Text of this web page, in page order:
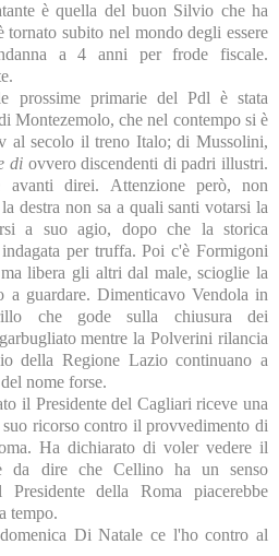
è quella del buon Silvio che ha
tornato subito nel mondo degli essere
a 4 anni per frode fiscale.
prossime primarie del Pdl è stata
Montezemolo, che nel contempo si è
al secolo il treno Italo; di Mussolini,
di ovvero discendenti di padri illustri.
direi. Attenzione però, non
destra non sa a quali santi votarsi la
a suo agio, dopo che la storica
per truffa. Poi c'è Formigoni
libera gli altri dal male, scioglie la
a guardare. Dimenticavo Vendola in
che gode sulla chiusura dei
mentre la Polverini rilancia
della Regione Lazio continuano a
nome forse.
il Presidente del Cagliari riceve una
ricorso contro il provvedimento di
Ha dichiarato di voler vedere il
da dire che Cellino ha un senso
della Roma piacerebbe
tempo.
Di Natale ce l'ho contro al